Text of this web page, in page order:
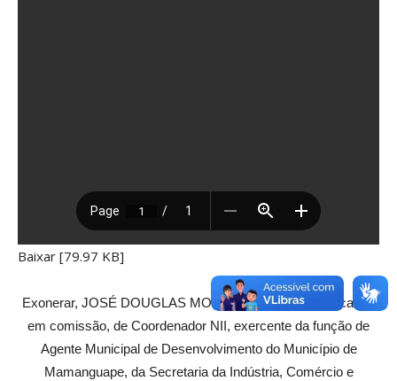
Baixar [79.97 KB]
Exonerar, JOSÉ DOUGLAS MONTEIRO DE LIMA do cargo,
em comissão, de Coordenador NII, exercente da função de
Agente Municipal de Desenvolvimento do Município de
Mamanguape, da Secretaria da Indústria, Comércio e